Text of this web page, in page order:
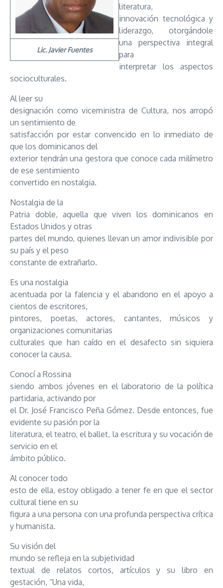
Lic. Javier Fuentes
literatura,
innovación tecnológica y
liderazgo, otorgándole
una perspectiva integral
para
interpretar los aspectos
socioculturales.
Al leer su
designación como viceministra de Cultura, nos arropó
un sentimiento de
satisfacción por estar convencido en lo inmediato de
que los dominicanos del
exterior tendrán una gestora que conoce cada milímetro
de ese sentimiento
convertido en nostalgia.
Nostalgia de la
Patria doble, aquella que viven los dominicanos en
Estados Unidos y otras
partes del mundo, quienes llevan un amor indivisible por
su país y el peso
constante de extrañarlo.
Es una nostalgia
acentuada por la falencia y el abandono en el apoyo a
cientos de escritores,
pintores, poetas, actores, cantantes, músicos y
organizaciones comunitarias
culturales que han caído en el desafecto sin siquiera
conocer la causa.
Conocí a Rossina
siendo ambos jóvenes en el laboratorio de la política
partidaria, activando por
el Dr. José Francisco Peña Gómez. Desde entonces, fue
evidente su pasión por la
literatura, el teatro, el ballet, la escritura y su vocación de
servicio en el
ámbito público.
Al conocer todo
esto de ella, estoy obligado a tener fe en que el sector
cultural tiene en su
figura a una persona con una profunda perspectiva crítica
y humanista.
Su visión del
mundo se refleja en la subjetividad
textual de relatos cortos, artículos y su libro en
gestación, “Una vida,